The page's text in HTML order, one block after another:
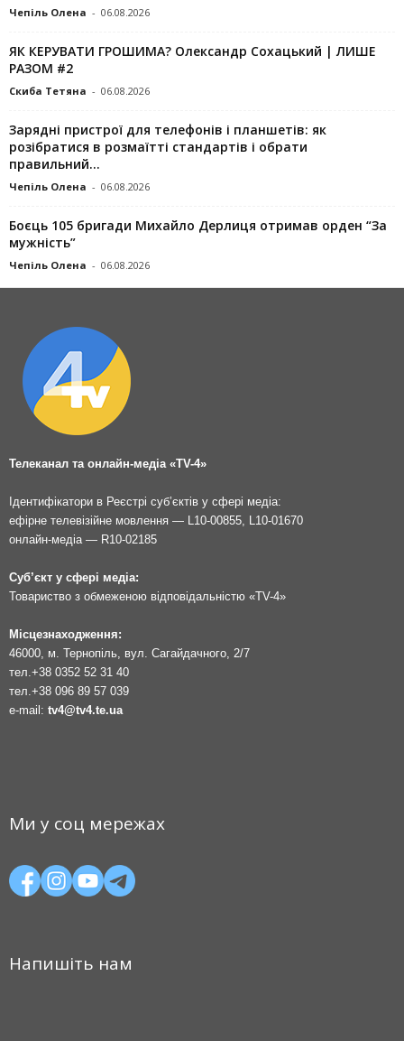
Чепіль Олена - 06.08.2026
ЯК КЕРУВАТИ ГРОШИМА? Олександр Сохацький | ЛИШЕ
РАЗОМ #2
Скиба Тетяна - 06.08.2026
Зарядні пристрої для телефонів і планшетів: як
розібратися в розмаїтті стандартів і обрати
правильний...
Чепіль Олена - 06.08.2026
Боєць 105 бригади Михайло Дерлиця отримав орден “За
мужність”
Чепіль Олена - 06.08.2026
Телеканал та онлайн-медіа «TV-4»
Ідентифікатори в Реєстрі суб’єктів у сфері медіа:
ефірне телевізійне мовлення — L10-00855, L10-01670
онлайн-медіа — R10-02185
Суб’єкт у сфері медіа:
Товариство з обмеженою відповідальністю «TV-4»
Місцезнаходження:
46000, м. Тернопіль, вул. Сагайдачного, 2/7
тел. +38 0352 52 31 40
тел. +38 096 89 57 039
e-mail: tv4@tv4.te.ua
Ми у соц мережах
Напишіть нам